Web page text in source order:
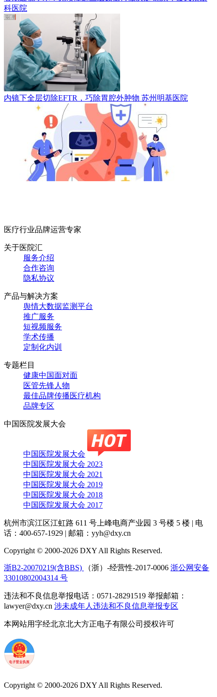
科医院
内镜下全层切除EFTR，巧除胃腔外肿物 苏州明基医院
医疗行业品牌运营专家
关于医院汇
服务介绍
合作咨询
隐私协议
产品与解决方案
舆情大数据监测平台
推广服务
短视频服务
学术传播
定制化内训
专题栏目
健康中国面对面
医管先锋人物
最佳品牌传播医疗机构
品牌专区
中国医院发展大会
中国医院发展大会
中国医院发展大会 2023
中国医院发展大会 2021
中国医院发展大会 2019
中国医院发展大会 2018
中国医院发展大会 2017
杭州市滨江区江虹路 611 号上峰电商产业园 3 号楼 5 楼 | 电
话：400-657-1929 | 邮箱：yyh@dxy.cn
Copyright © 2000-2026 DXY All Rights Reserved.
浙B2-20070219(含BBS) （浙）-经营性-2017-0006 浙公网安备
33010802004314 号
违法和不良信息举报电话：0571-28291519 举报邮箱：
lawyer@dxy.cn 涉未成年人违法和不良信息举报专区
本网站用字经北京北大方正电子有限公司授权许可
Copyright © 2000-2026 DXY All Rights Reserved.